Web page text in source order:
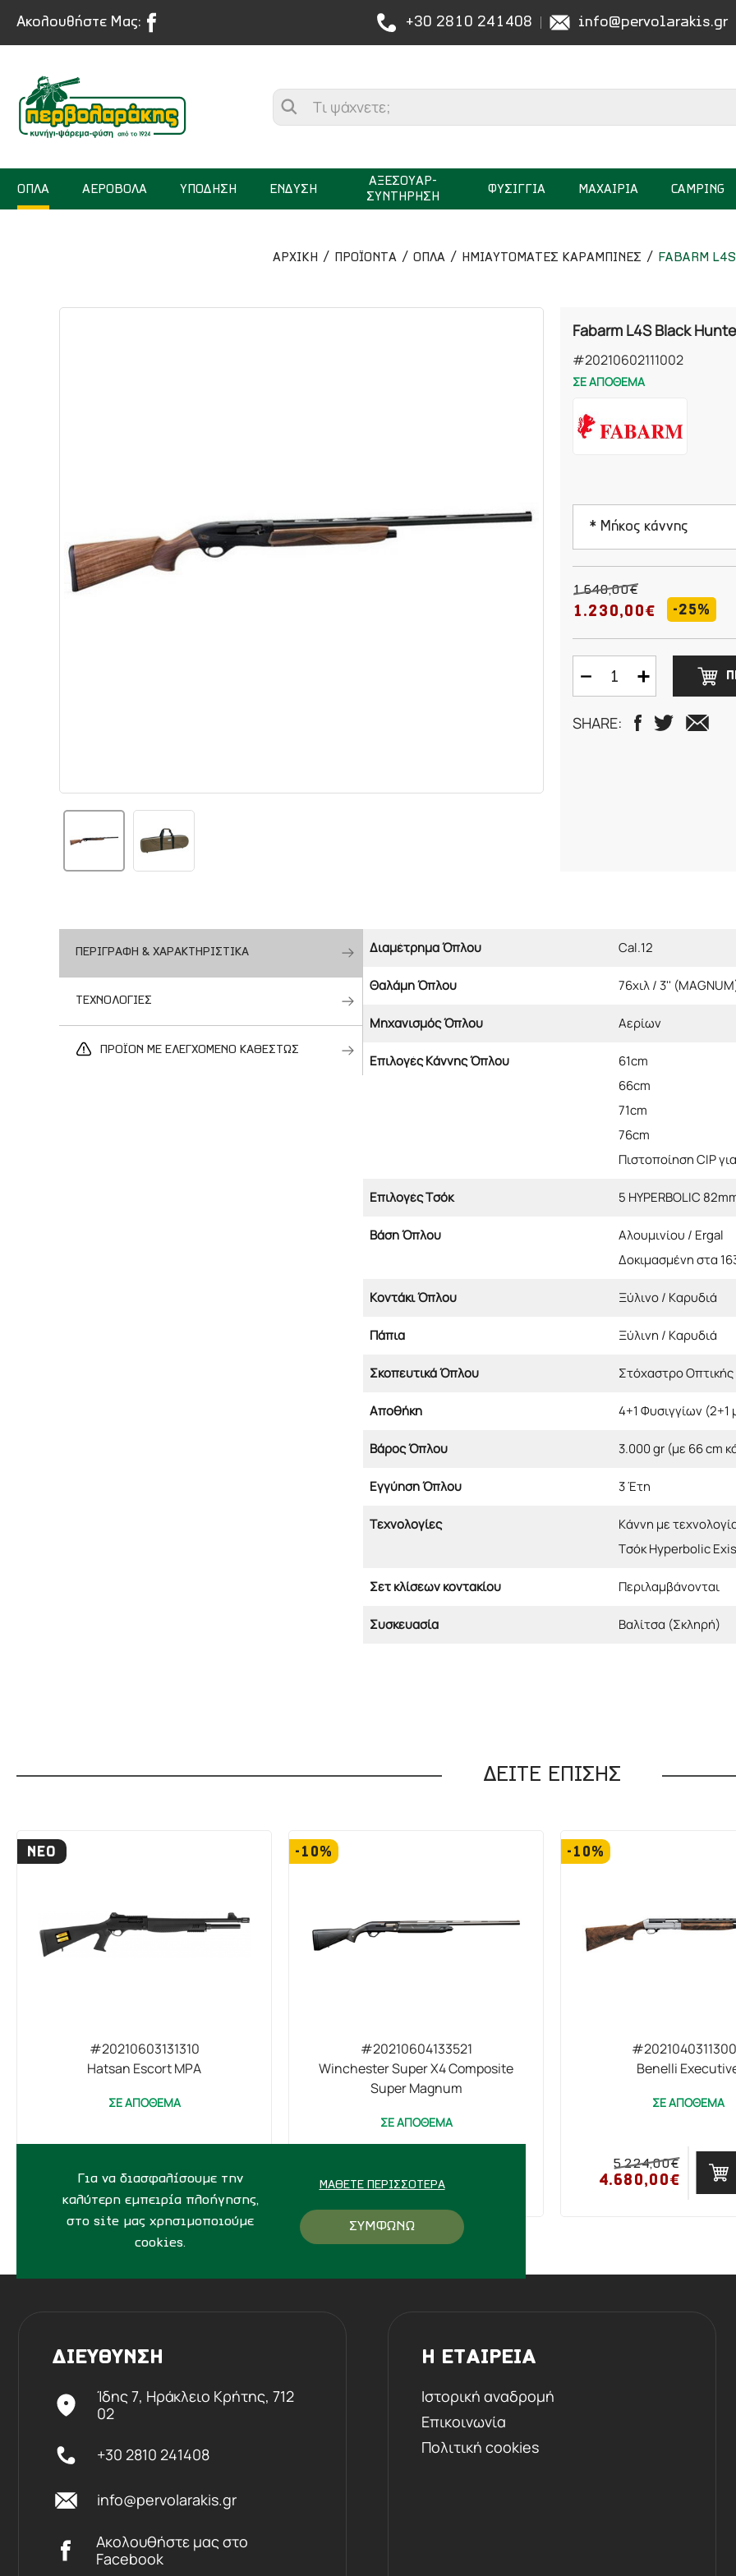
Ακολουθήστε Μας: +30 2810 241408 info@pervolarakis.gr
ΟΠΛΑ ΑΕΡΟΒΟΛΑ ΥΠΟΔΗΣΗ ΕΝΔΥΣΗ
ΑΞΕΣΟΥΑΡ-
ΣΥΝΤΗΡΗΣΗ
ΦΥΣΙΓΓΙΑ ΜΑΧΑΙΡΙΑ CAMPING
Για να διασφαλίσουμε την
καλύτερη εμπειρία πλοήγησης,
στο site μας χρησιμοποιούμε
cookies.
ΜΆΘΕΤΕ ΠΕΡΙΣΣΌΤΕΡΑ
ΣΥΜΦΩΝΩ
ΑΡΧΙΚΉ ΠΡΟΪΟΝΤΑ ΟΠΛΑ ΗΜΙΑΥΤΟΜΑΤΕΣ ΚΑΡΑΜΠΙΝΕΣ FABARM
Fabarm L4S Black
#20210602111002
ΣΕ ΑΠΟΘΕΜΑ
* Μήκος κάννης
61cm
66cm
71cm
76cm
1.640,00€
1.230,00€ -25%
SHARE:
ΠΕΡΙΓΡΑΦΗ & ΧΑΡΑΚΤΗΡΙΣΤΙΚΑ
ΤΕΧΝΟΛΟΓΙΕΣ
ΠΡΟΪΟΝ ΜΕ ΕΛΕΓΧΟΜΕΝΟ ΚΑΘΕΣΤΩΣ
Διαμέτρημα Όπλου Cal.12
Θαλάμη Όπλου 76χιλ / 3''
Μηχανισμός Όπλου Αερίων
Επιλογές Κάννης Όπλου
61cm
66cm
71cm
76cm
Πιστοποίηση CIP
Επιλογές Τσόκ 5 HYPERBOLIC
Βάση Όπλου
Αλουμινίου / Ergal
Δοκιμασμένη στα
Κοντάκι Όπλου Ξύλινο / Καρυδιά
Πάπια Ξύλινη / Καρυδιά
Σκοπευτικά Όπλου Στόχαστρο Οπτικής
Αποθήκη 4+1 Φυσιγγίων
Βάρος Όπλου 3.000 gr (με 66 cm
Εγγύηση Όπλου 3 Έτη
Τεχνολογίες
Κάννη με
Τσόκ Hyperbolic
Σετ κλίσεων κοντακίου Περιλαμβάνονται
Συσκευασία Βαλίτσα (Σκληρή)
ΔΕΙΤΕ ΕΠΙΣΗΣ
#20210603131310
Hatsan Escort MPA
ΣΕ ΑΠΟΘΕΜΑ
450,00€ ΑΓΟΡΑ
ΝΕΟ
#20210604133521
Winchester Super X4 Composite
Super Magnum
ΣΕ ΑΠΟΘΕΜΑ
1.160,00€
-10%
Benelli
ΣΕ ΑΠΟΘΕΜΑ
5.224,00€
4.680,00€
-10%
ΔΙΕΥΘΥΝΣΗ
Ίδης 7, Ηράκλειο Kρήτης, 712
02
+30 2810 241408
info@pervolarakis.gr
Ακολουθήστε μας στο
Facebook
Η ΕΤΑΙΡΕΙΑ
Ιστορική αναδρομή
Επικοινωνία
Πολιτική cookies